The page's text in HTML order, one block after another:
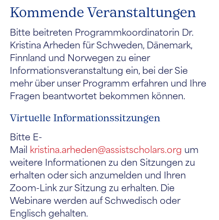
Kommende Veranstaltungen
Bitte beitreten Programmkoordinatorin Dr.
Kristina Arheden fürSchweden, Dänemark,
Finnland und Norwegen zu einer
Informationsveranstaltung ein, bei der Sie
mehr über unser Programm erfahren und Ihre
Fragen beantwortet bekommen können.
Virtuelle Informationssitzungen
Bitte E-
Mail kristina.arheden@assistscholars.org um
weitere Informationen zu den Sitzungen zu
erhalten oder sich anzumelden und Ihren
Zoom-Link zur Sitzung zu erhalten. Die
Webinare werden auf Schwedisch oder
Englisch gehalten.